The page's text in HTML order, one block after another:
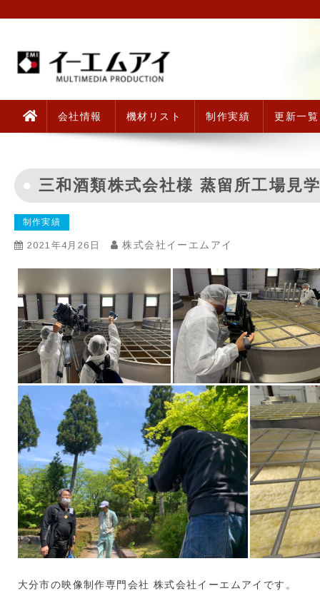
株式会社イーエムアイ｜大
します。TV・CM制作、各種PRビデオ、舞台撮影、イベン
会社情報 機材リスト 制作実績 更新一覧
三和酒類株式会社様 蒸留所工場見
制作実績
2021年4月26日 株式会社イーエムアイ
大分市の映像制作専門会社 株式会社イーエムアイです。